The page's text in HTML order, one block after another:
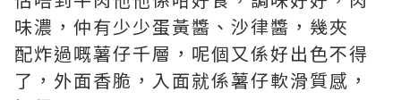
味濃，仲有少少蛋黃醬、沙律醬，幾夾
配炸過嘅薯仔千層，呢個又係好出色不得
了，外面香脆，入面就係薯仔軟滑質感，